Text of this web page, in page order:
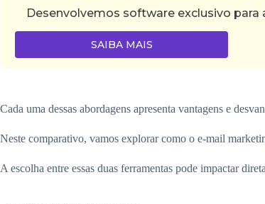
Desenvolvemos software exclusivo
SAIBA MAIS
Cada uma dessas abordagens apresenta vantagens e
Neste comparativo, vamos explorar como o e-mail
A escolha entre essas duas ferramentas pode impactar